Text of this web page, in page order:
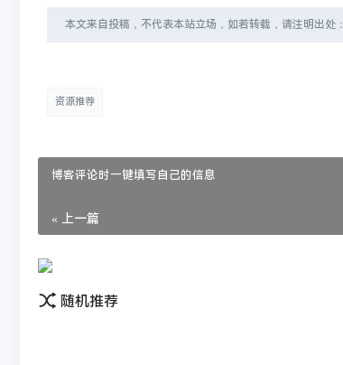
本文来自投稿，不代表本站立场，如若转载，请注明出处：
资源推荐
博客评论时一键填写自己的信息
« 上一篇
随机推荐